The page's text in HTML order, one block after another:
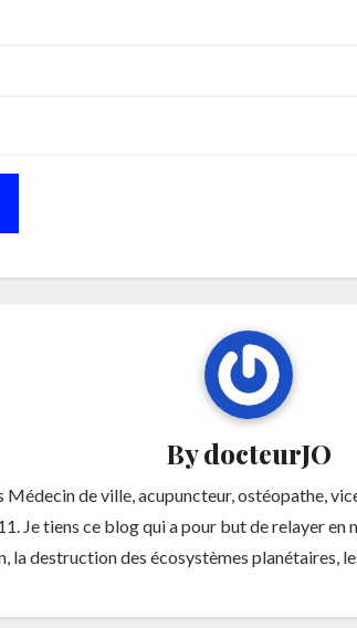
BydocteurJO
Médecin de ville, acupuncteur, ostéopathe,
Je tiens ce blog qui a pour but de relayer
la destruction des écosystèmes planétaires,